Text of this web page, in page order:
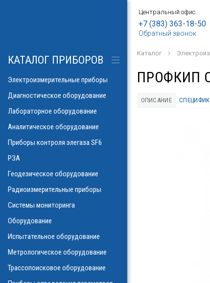
Центральный офис
+7 (383) 363-18-50
Обратный звонок
Каталог
ПРОФКИП
ОПИСАНИЕ
КАТАЛОГ ПРИБОРОВ
Электроизмерительные приборы
Диагностическое оборудование
Лабораторное оборудование
Аналитическое оборудование
Приборы контроля элегаза SF6
РЗА
Геодезическое оборудование
Радиоизмерительные приборы
Системы мониторинга
Оборудование
Испытательное оборудование
Метрологическое оборудование
Трассопоисковое оборудование
ноль
УФ)
инверсионной
элегаза
потерь\
и влажности
газов в масле
оборудования
линий
потоков
РПН